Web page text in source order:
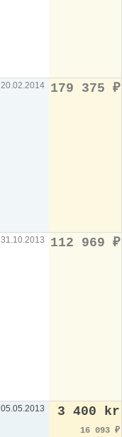
20.02.2014 179 375 ₽
31.10.2013 112 969 ₽
05.05.2013 3 400 kr
16 093 ₽